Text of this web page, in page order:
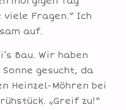
Fragen.“ Ich
auf.
Bau. Wir haben
gesucht, da
Heinzel-Möhren bei
„Greif zu!“